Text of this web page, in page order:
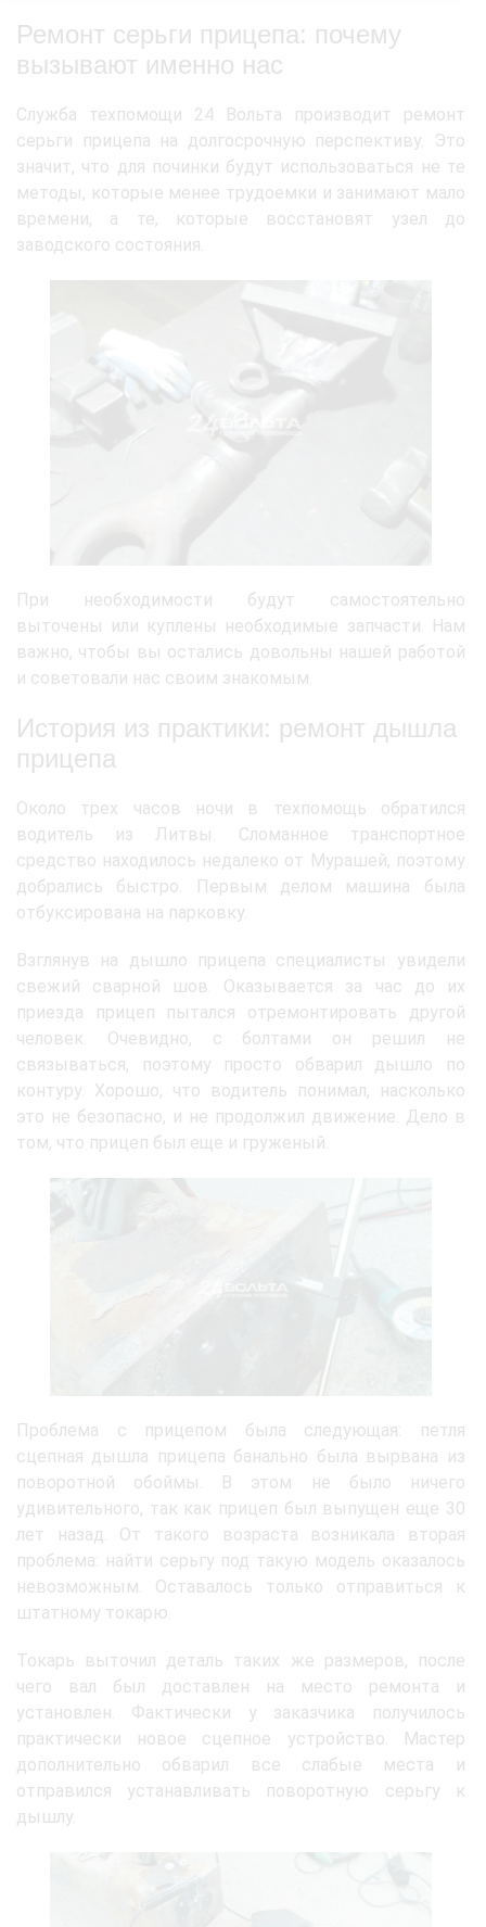
Ремонт серьги прицепа: почему
вызывают именно нас
Служба техпомощи 24 Вольта производит ремонт
серьги прицепа на долгосрочную перспективу. Это
значит, что для починки будут использоваться не те
методы, которые менее трудоемки и занимают мало
времени, а те, которые восстановят узел до
заводского состояния.
При необходимости будут самостоятельно
выточены или куплены необходимые запчасти. Нам
важно, чтобы вы остались довольны нашей работой
и советовали нас своим знакомым.
История из практики: ремонт дышла
прицепа
Около трех часов ночи в техпомощь обратился
водитель из Литвы. Сломанное транспортное
средство находилось недалеко от Мурашей, поэтому
добрались быстро. Первым делом машина была
отбуксирована на парковку.
Взглянув на дышло прицепа специалисты увидели
свежий сварной шов. Оказывается за час до их
приезда прицеп пытался отремонтировать другой
человек. Очевидно, с болтами он решил не
связываться, поэтому просто обварил дышло по
контуру. Хорошо, что водитель понимал, насколько
это не безопасно, и не продолжил движение. Дело в
том, что прицеп был еще и груженый.
Проблема с прицепом была следующая: петля
сцепная дышла прицепа банально была вырвана из
поворотной обоймы. В этом не было ничего
удивительного, так как прицеп был выпущен еще 30
лет назад. От такого возраста возникала вторая
проблема: найти серьгу под такую модель оказалось
невозможным. Оставалось только отправиться к
штатному токарю.
Токарь выточил деталь таких же размеров, после
чего вал был доставлен на место ремонта и
установлен. Фактически у заказчика получилось
практически новое сцепное устройство. Мастер
дополнительно обварил все слабые места и
отправился устанавливать поворотную серьгу к
дышлу.